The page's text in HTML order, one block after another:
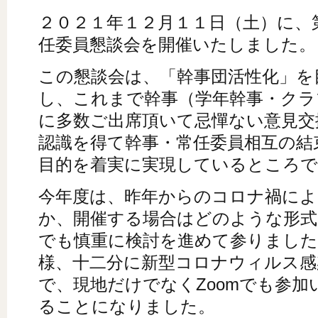
２０２１年１２月１１日（土）に
任委員懇談会を開催いたしました。
この懇談会は、「幹事団活性化」
し、これまで幹事（学年幹事・ク
に多数ご出席頂いて忌憚ない意見
認識を得て幹事・常任委員相互の
目的を着実に実現しているところ
今年度は、昨年からのコロナ禍に
か、開催する場合はどのような形
でも慎重に検討を進めて参りまし
様、十二分に新型コロナウィルス
で、現地だけでなくZoomでも参加
ることになりました。